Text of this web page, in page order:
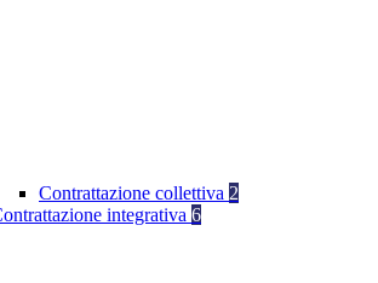
Contrattazione collettiva 2
integrativa 6